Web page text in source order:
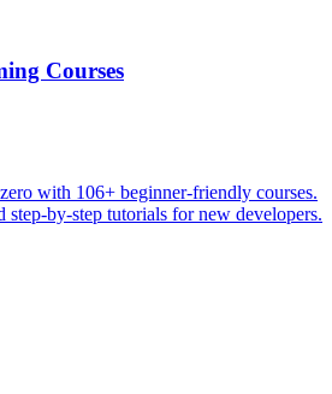
Courses
with 106+ beginner-friendly courses.
step-by-step tutorials for new developers.